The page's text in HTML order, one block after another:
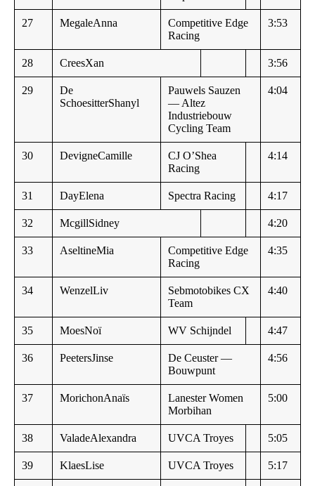
27 MegaleAnna
Competitive Edge
Racing
3:53
28 CreesXan 3:56
29
De
SchoesitterShanyl
Pauwels Sauzen
— Altez
Industriebouw
Cycling Team
4:04
30 DevigneCamille
CJ O’Shea
Racing
4:14
31 DayElena Spectra Racing 4:17
32 McgillSidney 4:20
33 AseltineMia
Competitive Edge
Racing
4:35
34 WenzelLiv
Sebmotobikes CX
Team
4:40
35 MoesNoï WV Schijndel 4:47
36 PeetersJinse
De Ceuster —
Bouwpunt
4:56
37 MorichonAnaïs
Lanester Women
Morbihan
5:00
38 ValadeAlexandra UVCA Troyes 5:05
39 KlaesLise UVCA Troyes 5:17